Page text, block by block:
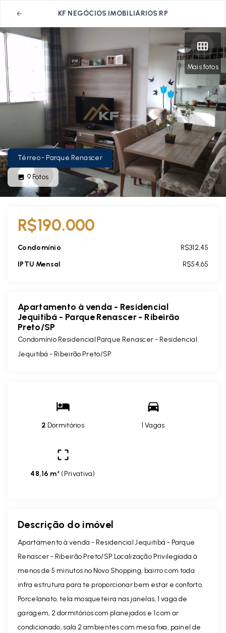
KF NEGÓCIOS IMOBILIÁRIOS RP
Mais fotos
Térreo - Parque Renascer
9 Fotos
R$190.000
Condomínio
R$312,45
IPTU Mensal
R$54,65
Apartamento à venda - Residencial
Jequitibá - Parque Renascer - Ribeirão
Preto/SP
Condomínio Residencial Parque Renascer - Residencial
Jequitibá - Ribeirão Preto/SP
2 Dormitórios 1 Vagas
48,16 m² (Privativa)
Descrição do imóvel
Apartamento à venda - Residencial Jequitibá - Parque
Renascer - Ribeirão Preto/SP Localização Privilegiada à
menos de 5 minutos no Novo Shopping, bairro com toda
infra estrutura para te proporcionar bem estar e conforto.
Porcelanato, tela mosqueteira nas janelas, 1 vaga de
garagem, 2 dormitórios com planejados e 1 com ar
condicionado, sala 2 ambientes com mesa fixa, painel de